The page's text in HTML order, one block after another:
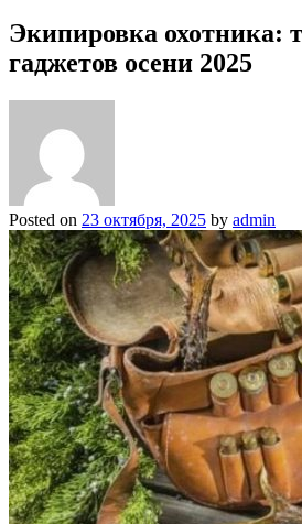
Экипировка охотника:
гаджетов осени 2025
Posted on 23 октября, 2025 by admin